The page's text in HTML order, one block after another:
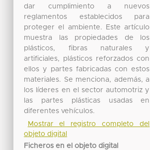
dar cumplimiento a nuevos
reglamentos establecidos para
proteger el ambiente. Este artículo
muestra las propiedades de los
plásticos, fibras naturales y
artificiales, plásticos reforzados con
ellos y partes fabricadas con estos
materiales. Se menciona, además, a
los líderes en el sector automotriz y
las partes plásticas usadas en
diferentes vehículos.
Mostrar el registro completo del
objeto digital
Ficheros en el objeto digital